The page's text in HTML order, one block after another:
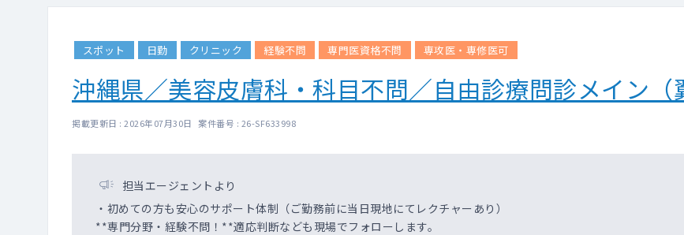
スポット 日勤 クリニック 経験不問 専門医資格不問 専攻医・専修医可
沖縄県／美容皮膚科・科目不問／自由診療問診メイン（
掲載更新日 : 2026年07月30日 案件番号 : 26-SF633998
担当エージェントより
・初めての方も安心のサポート体制（ご勤務前に当日現地にてレクチャーあり）
**専門分野・経験不問！**適応判断なども現場でフォローします。